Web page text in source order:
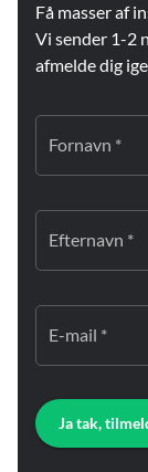
Få masser af
Vi sender 1-2
afmelde dig
Fornavn *
Efternavn *
E-mail *
Ja tak,